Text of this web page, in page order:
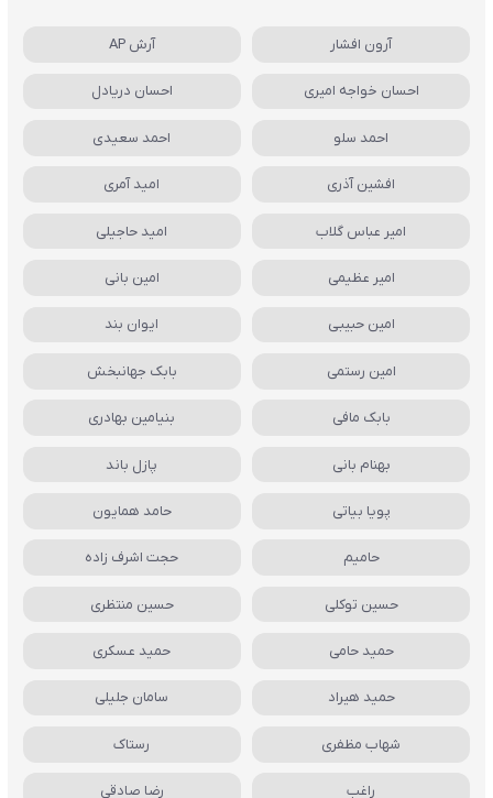
آرون افشار آرش AP
احسان خواجه امیری احسان دریادل
احمد سلو احمد سعیدی
افشین آذری امید آمری
امیر عباس گلاب امید حاجیلی
امیر عظیمی امین بانی
امین حبیبی ایوان بند
امین رستمی بابک جهانبخش
بابک مافی بنیامین بهادری
بهنام بانی پازل باند
پویا بیاتی حامد همایون
حامیم حجت اشرف زاده
حسین توکلی حسین منتظری
حمید حامی حمید عسکری
حمید هیراد سامان جلیلی
شهاب مظفری رستاک
راغب رضا صادقی